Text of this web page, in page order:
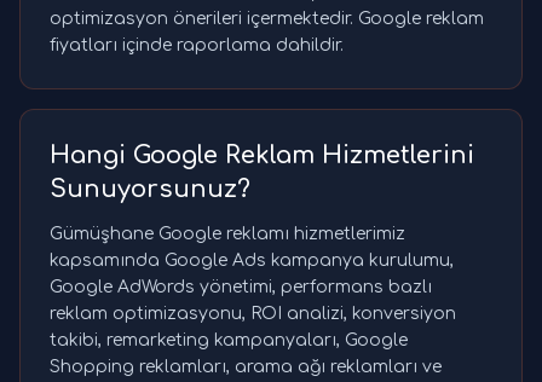
optimizasyon önerileri içermektedir. Google reklam
fiyatları içinde raporlama dahildir.
Hangi Google Reklam Hizmetlerini
Sunuyorsunuz?
Gümüşhane Google reklamı hizmetlerimiz
kapsamında Google Ads kampanya kurulumu,
Google AdWords yönetimi, performans bazlı
reklam optimizasyonu, ROI analizi, konversiyon
takibi, remarketing kampanyaları, Google
Shopping reklamları, arama ağı reklamları ve